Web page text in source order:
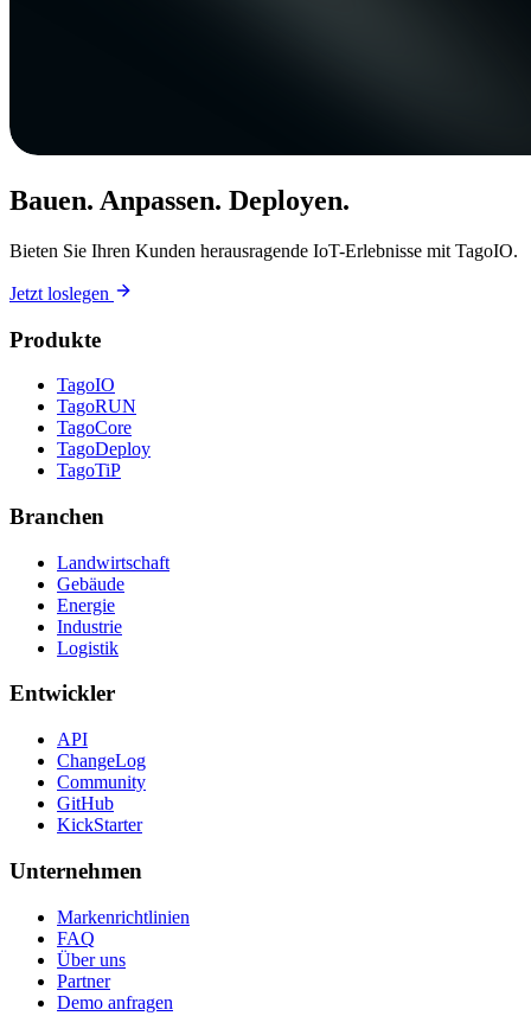
Bauen. Anpassen. Deployen.
Bieten Sie Ihren Kunden herausragende IoT-Erlebnisse mit TagoIO.
Jetzt loslegen
Produkte
TagoIO
TagoRUN
TagoCore
TagoDeploy
TagoTiP
Branchen
Landwirtschaft
Gebäude
Energie
Industrie
Logistik
Entwickler
API
ChangeLog
Community
GitHub
KickStarter
Unternehmen
Markenrichtlinien
FAQ
Über uns
Partner
Demo anfragen